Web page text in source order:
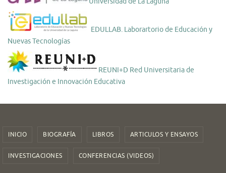
EDULLAB. Laborartorio de Educación y
Nuevas Tecnologías
REUNI+D Red Universitaria de
Investigación e Innovación Educativa
INICIO BIOGRAFÍA LIBROS ARTICULOS Y ENSAYOS
INVESTIGACIONES CONFERENCIAS (VIDEOS)